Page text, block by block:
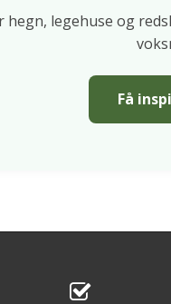
hegn, legehuse og
Få